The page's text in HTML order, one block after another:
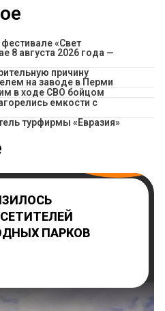
«Свет
8 августа 2026 года —
причину
на заводе в Перми
в ходе СВО бойцом
емкости с
турфирмы «Евразия»
ПАРКОВ